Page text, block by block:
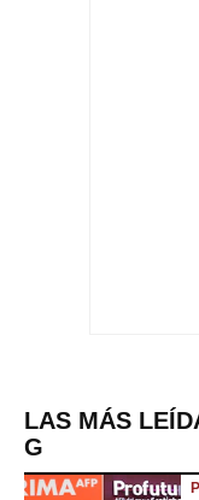
LAS MÁS
G